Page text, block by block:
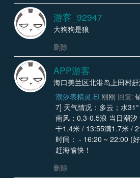
游客_92947
大狗狗是狼
删除
APP游客
海口美兰区北港岛上田村
潮汐表精灵.EI 刚刚 回复:
7] 天气情况：多云；水
南风；0.3-0.5浪 当日潮
干1.4米 / 13:55满1.7米 /
时间： - 16:20 ~ 22:00 (
赶海愉快！
删除